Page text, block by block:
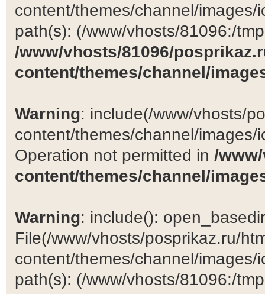
content/themes/channel/
path(s): (/www/vhosts/81096:/
/www/vhosts/81096/
content/themes/channel/
Warning: include(/www/vhosts/
content/themes/channel/
Operation not permitted in /
content/themes/channel/
Warning: include():
File(/www/vhosts/posprikaz.ru/
content/themes/channel/
path(s): (/www/vhosts/81096:/